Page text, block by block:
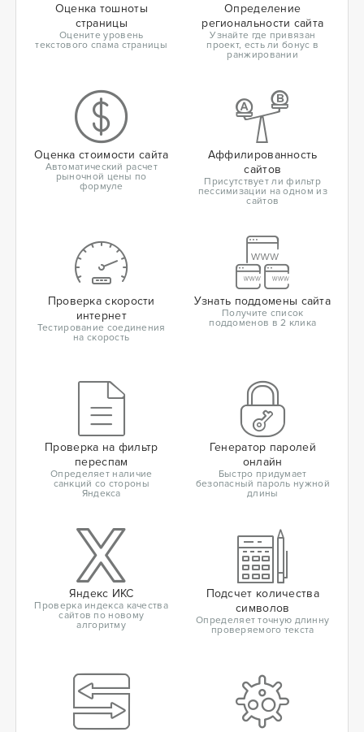
Оценка тошноты
страницы
Оцените уровень
текстового спама страницы
Определение
региональности сайта
Узнайте где привязан
проект, есть ли бонус в
ранжировании
Оценка стоимости сайта
Автоматический расчет
рыночной цены по
формуле
Аффилированность
сайтов
Присутствует ли фильтр
пессимизации на одном из
сайтов
Проверка скорости
интернет
Тестирование соединения
на скорость
Узнать поддомены сайта
Получите список
поддоменов в 2 клика
Проверка на фильтр
переспам
Определяет наличие
санкций со стороны
Яндекса
Генератор паролей
онлайн
Быстро придумает
безопасный пароль нужной
длины
Яндекс ИКС
Проверка индекса качества
сайтов по новому
алгоритму
Подсчет количества
символов
Определяет точную длинну
проверяемого текста